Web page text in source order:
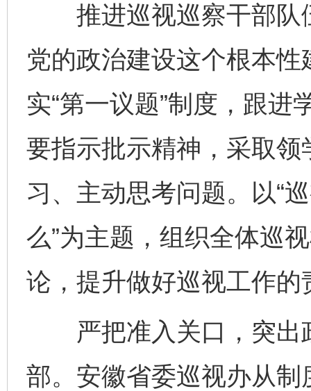
推进巡视巡察干部队
党的政治建设这个根本
实“第一议题”制度，跟
要指示批示精神，采取
习、主动思考问题。以“
么”为主题，组织全体巡
论，提升做好巡视工作
严把准入关口，突出
部。安徽省委巡视办从